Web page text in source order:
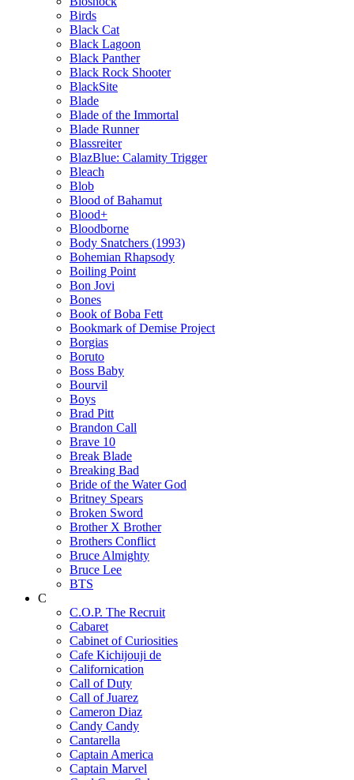
Birds
Black Cat
Black Lagoon
Black Panther
Black Rock Shooter
BlackSite
Blade
Blade of the Immortal
Blade Runner
Blassreiter
BlazBlue: Calamity Trigger
Bleach
Blob
Blood of Bahamut
Blood+
Bloodborne
Body Snatchers (1993)
Bohemian Rhapsody
Boiling Point
Bon Jovi
Bones
Book of Boba Fett
Bookmark of Demise Project
Borgias
Boruto
Boss Baby
Bourvil
Boys
Brad Pitt
Brandon Call
Brave 10
Break Blade
Breaking Bad
Bride of the Water God
Britney Spears
Broken Sword
Brother X Brother
Brothers Conflict
Bruce Almighty
Bruce Lee
BTS
C
C.O.P. The Recruit
Cabaret
Cabinet of Curiosities
Cafe Kichijouji de
Californication
Call of Duty
Call of Juarez
Cameron Diaz
Candy Candy
Cantarella
Captain America
Captain Marvel